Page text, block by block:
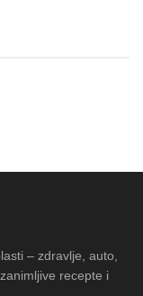
– zdravlje, auto,
recepte i